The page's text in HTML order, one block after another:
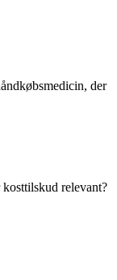
der
relevant?